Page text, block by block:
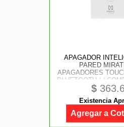
APAGADOR
PARED
APAGADORES
BLUETOOTH / /
ANDROID E IOS / /
ALEXA Y
$
Existencia
Agregar a